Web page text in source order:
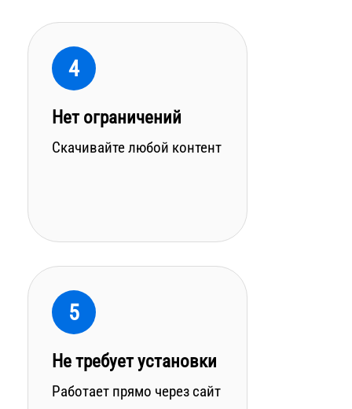
4
Нет ограничений
Скачивайте любой контент
5
Не требует установки
Работает прямо через сайт